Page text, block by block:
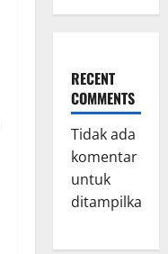
RECENT
COMMENTS
Tidak ada
komentar
untuk
ditampilkan.